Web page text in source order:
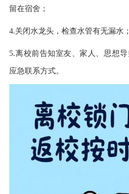
留在宿舍；
4.关闭水龙头，检查水管有无漏水；
5.离校前告知室友、家人、思想
应急联系方式。